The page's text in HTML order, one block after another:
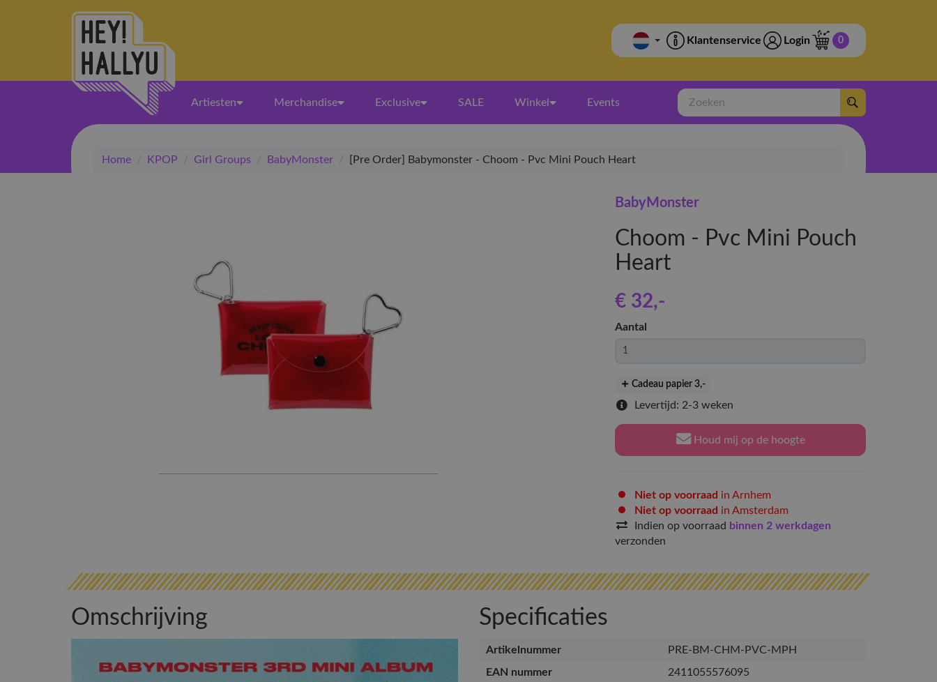
Klantenservice Login 0
Artiesten Merchandise Exclusive SALE Winkel Events
Zoeken
Home / KPOP / Girl Groups / BabyMonster / [Pre Order] Babymonster - Choom - Pvc Mini Pouch Heart
BabyMonster
Choom - Pvc Mini Pouch
Heart
€ 32,-
Aantal
Cadeau papier 3,-
Levertijd: 2-3 weken
Houd mij op de hoogte
Niet op voorraad in Arnhem
Niet op voorraad in Amsterdam
Indien op voorraad binnen 2 werkdagen
verzonden
Omschrijving Specificaties
Artikelnummer
PRE-BM-CHM-PVC-MPH
EAN nummer
2411055576095